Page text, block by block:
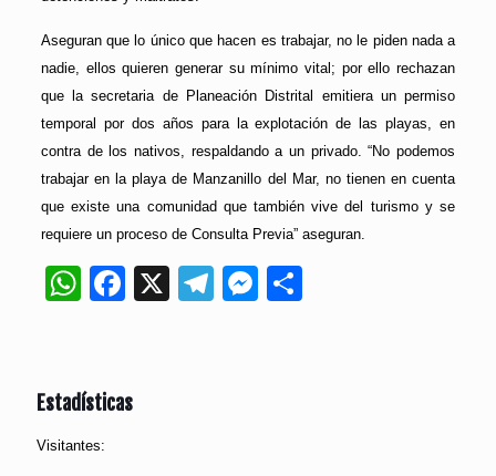
Aseguran que lo único que hacen es trabajar, no le piden nada a
nadie, ellos quieren generar su mínimo vital; por ello rechazan
que la secretaria de Planeación Distrital emitiera un permiso
temporal por dos años para la explotación de las playas, en
contra de los nativos, respaldando a un privado. “No podemos
trabajar en la playa de Manzanillo del Mar, no tienen en cuenta
que existe una comunidad que también vive del turismo y se
requiere un proceso de Consulta Previa” aseguran.
WhatsApp
Facebook
X Telegram
Messenger
Estadísticas
Visitantes: